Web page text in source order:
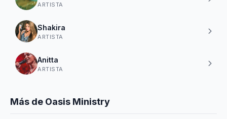
ARTISTA
Shakira
ARTISTA
Anitta
ARTISTA
Más de Oasis Ministry